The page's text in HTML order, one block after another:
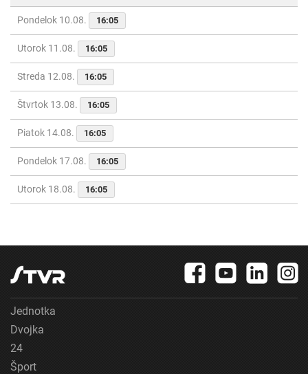
Pondelok 10.08. 16:05
Utorok 11.08. 16:05
Streda 12.08. 16:05
Štvrtok 13.08. 16:05
Piatok 14.08. 16:05
Pondelok 17.08. 16:05
Utorok 18.08. 16:05
Jednotka
Dvojka
24
Šport